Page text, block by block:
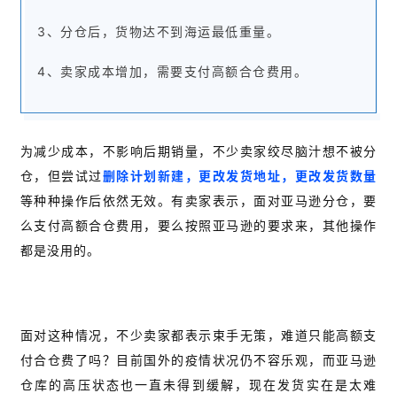
3、分仓后，货物达不到海运最低重量。
4、卖家成本增加，需要支付高额合仓费用。
为减少成本，不影响后期销量，不少卖家绞尽脑汁想不被分
仓，但尝试过删除计划新建，更改发货地址，更改发货数量
等种种操作后依然无效。有卖家表示，面对亚马逊分仓，要
么支付高额合仓费用，要么按照亚马逊的要求来，其他操作
都是没用的。
面对这种情况，不少卖家都表示束手无策，难道只能高额支
付合仓费了吗？目前国外的疫情状况仍不容乐观，而亚马逊
仓库的高压状态也一直未得到缓解，现在发货实在是太难